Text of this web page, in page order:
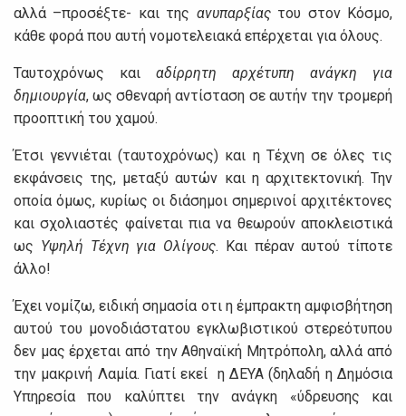
αλλά –προσέξτε- και της ανυπαρξίαςτου στον Κόσμο,
κάθε φορά που αυτή νομοτελειακά επέρχεται για όλους.
Ταυτοχρόνως και αδίρρητη αρχέτυπη ανάγκη
για
δημιουργία, ως σθεναρή αντίσταση σε αυτήν την τρομερή
προοπτική του χαμού.
Έτσι γεννιέται (ταυτοχρόνως) και η Τέχνη σε όλες τις
εκφάνσεις της, μεταξύ αυτών και η αρχιτεκτονική. Την
οποία όμως, κυρίως οι διάσημοι σημερινοί αρχιτέκτονες
και σχολιαστές φαίνεται πια να θεωρούν αποκλειστικά
ως Υψηλή Τέχνη για Ολίγους. Και πέραν αυτού τίποτε
άλλο!
Έχει νομίζω, ειδική σημασία οτι η έμπρακτη αμφισβήτηση
αυτού του μονοδιάστατου εγκλωβιστικού στερεότυπου
δεν μας έρχεται από την Αθηναϊκή Μητρόπολη, αλλά από
την μακρινή Λαμία. Γιατί εκεί η ΔΕΥΑ (δηλαδή η Δημόσια
Υπηρεσία που καλύπτει την ανάγκη «ύδρευσης και